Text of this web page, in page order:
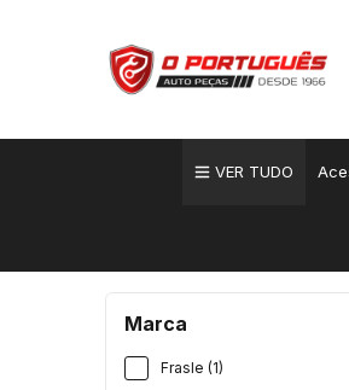
VER TUDO
Marca
Frasle (1)